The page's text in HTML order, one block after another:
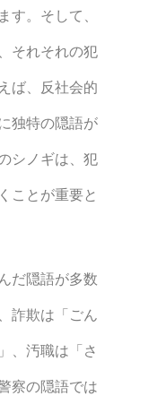
。そして、
それそれの犯
ば、反社会的
独特の隠語が
シノギは、犯
ことが重要と
だ隠語が多数
詐欺は「ごん
、汚職は「さ
察の隠語では